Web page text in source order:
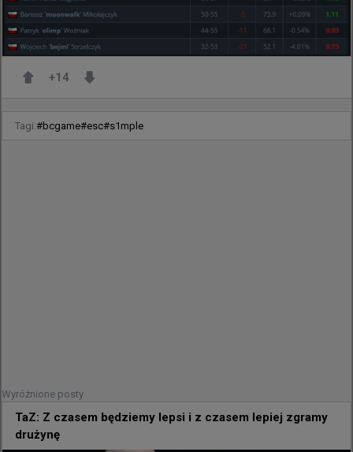
JIJIEHAO
Grupa D
+14
Tagi:#bcgame#esc#s1mple
Wyróżnione posty
TaZ: Z czasem będziemy lepsi i z czasem lepiej zgramy
drużynę